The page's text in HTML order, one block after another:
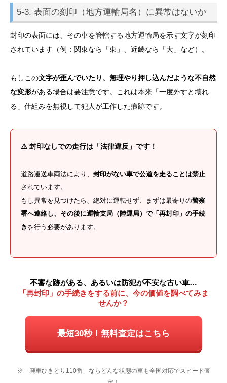
5-3. 表面の刻印（地方運輸局名）に異常はないか
封印の表面には、その車を管轄する地方運輸局を示す文字が刻印
されています（例：関東なら「東」、近畿なら「大」など）。
もしこの文字が歪んでいたり、無理やり押し込んだような不自然
な変形がある場合は要注意です。これは本来「一度外すと壊れ
る」仕組みを無視して犯人が工作した痕跡です。
⚠️ 封印なしでの走行は「法律違反」です！
道路運送車両法により、 封印がない車で公道を走ることは禁止
されています。
もし異常を見つけたら、絶対に運転せず、まずは最寄りの警察
署へ連絡し、その後に運輸支局（陸運局）で「再封印」の手続
き を行う必要があります。
不審な跡がある、あるいは防犯が不安な古い車…
「再封印」の手続きをする前に、今の価値を調べてみま
せんか？
最短30秒！無料査定はこちら
※「廃車ひきとり110番」ならどんな状態の車も全国対応でスピード査
電話 LINE無料査定 WEB無料査定